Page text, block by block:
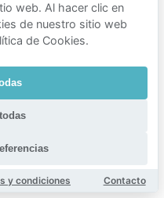
EV?
las
no
que
o
web. Al hacer clic en
de nuestro sitio web
de Cookies.
y condiciones Contacto